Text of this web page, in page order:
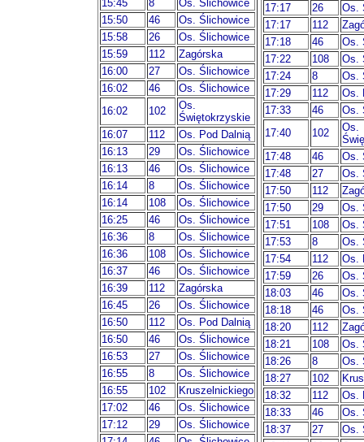
15:45
8
Os. Ślichowice
15:50
46
Os. Ślichowice
15:58
26
Os. Ślichowice
15:59
112
Zagórska
16:00
27
Os. Ślichowice
16:02
46
Os. Ślichowice
16:02
102
Os.
Świętokrzyskie
16:07
112
Os. Pod Dalnią
16:13
29
Os. Ślichowice
16:13
46
Os. Ślichowice
16:14
8
Os. Ślichowice
16:14
108
Os. Ślichowice
16:25
46
Os. Ślichowice
16:36
8
Os. Ślichowice
16:36
108
Os. Ślichowice
16:37
46
Os. Ślichowice
16:39
112
Zagórska
16:45
26
Os. Ślichowice
16:50
112
Os. Pod Dalnią
16:50
46
Os. Ślichowice
16:53
27
Os. Ślichowice
16:55
8
Os. Ślichowice
16:55
102
Kruszelnickiego
17:02
46
Os. Ślichowice
17:12
29
Os. Ślichowice
17:17
26
Os.
17:17
112
17:18
46
Os.
17:22
108
Os.
17:24
8
Os.
17:29
112
Os.
17:33
46
Os.
17:40
102
Os.
17:48
46
Os.
17:48
27
Os.
17:50
112
17:50
29
Os.
17:51
108
Os.
17:53
8
Os.
17:54
112
Os.
17:59
26
Os.
18:03
46
Os.
18:18
46
Os.
18:20
112
18:21
108
Os.
18:26
8
Os.
18:27
102
18:32
112
Os.
18:33
46
Os.
18:37
27
Os.